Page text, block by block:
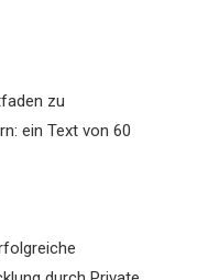
zu
ein Text von 60